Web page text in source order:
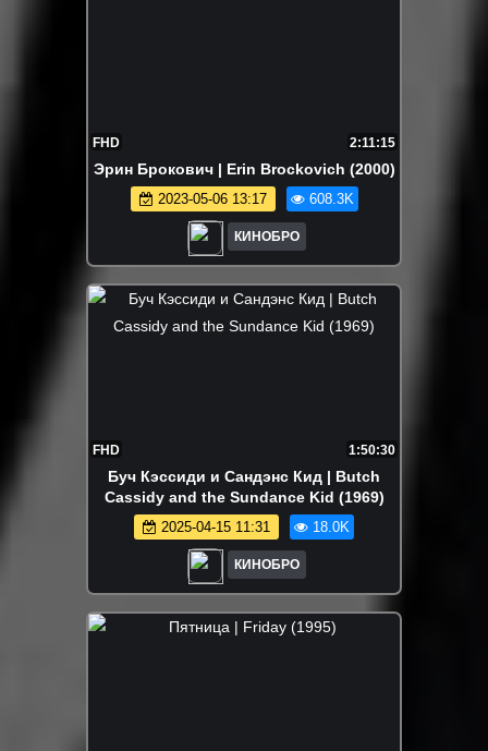
FHD 2:11:15
Эрин Брокович | Erin Brockovich (2000)
2023-05-06 13:17 608.3K
КИНОБРО
FHD 1:50:30
Буч Кэссиди и Сандэнс Кид | Butch
Cassidy and the Sundance Kid (1969)
2025-04-15 11:31 18.0K
КИНОБРО